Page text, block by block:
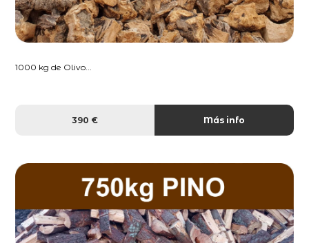
1000 kg de Olivo...
390 € Más info